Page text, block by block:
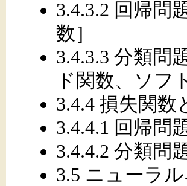
3.4.3.2 回帰問
数］
3.4.3.3 分類問
ド関数、ソフ
3.4.4 損失関数
3.4.4.1 回帰問
3.4.4.2 分類問
3.5 ニューラ